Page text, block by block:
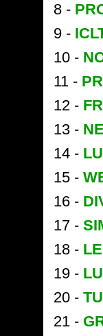
8 -
9 -
10 -
11 -
12 -
13 -
14 -
15 -
16 -
17 -
18 -
19 -
20 -
21 -